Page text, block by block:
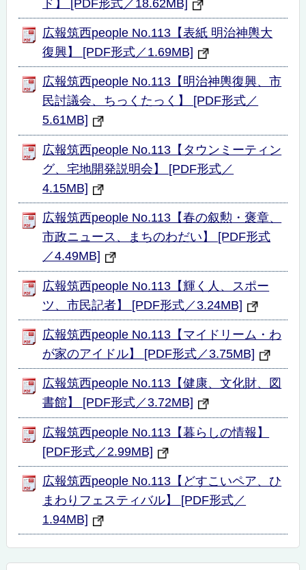
ド】 [PDF形式／18.62MB]
広報筑西people No.113【表紙 明治神輿大
復興】 [PDF形式／1.69MB]
広報筑西people No.113【明治神輿復興、市
民討議会、ちっくたっく】 [PDF形式／
5.61MB]
広報筑西people No.113【タウンミーティン
グ、宅地開発説明会】 [PDF形式／
4.15MB]
広報筑西people No.113【春の叙勲・褒章、
市政ニュース、まちのわだい】 [PDF形式
／4.49MB]
広報筑西people No.113【輝く人、スポー
ツ、市民記者】 [PDF形式／3.24MB]
広報筑西people No.113【マイドリーム・わ
が家のアイドル】 [PDF形式／3.75MB]
広報筑西people No.113【健康、文化財、図
書館】 [PDF形式／3.72MB]
広報筑西people No.113【暮らしの情報】
[PDF形式／2.99MB]
広報筑西people No.113【どすこいペア、ひ
まわりフェスティバル】 [PDF形式／
1.94MB]